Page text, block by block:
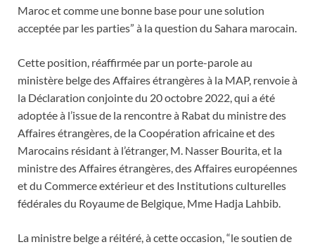
Maroc et comme une bonne base pour une solution
acceptée par les parties” à la question du Sahara marocain.
Cette position, réaffirmée par un porte-parole au
ministère belge des Affaires étrangères à la MAP, renvoie à
la Déclaration conjointe du 20 octobre 2022, qui a été
adoptée à l’issue de la rencontre à Rabat du ministre des
Affaires étrangères, de la Coopération africaine et des
Marocains résidant à l’étranger, M. Nasser Bourita, et la
ministre des Affaires étrangères, des Affaires européennes
et du Commerce extérieur et des Institutions culturelles
fédérales du Royaume de Belgique, Mme Hadja Lahbib.
La ministre belge a réitéré, à cette occasion, “le soutien de